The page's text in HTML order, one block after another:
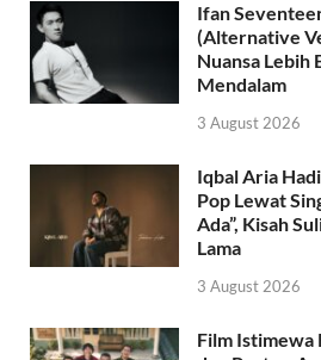
Ifan
(Alternative
Nuansa Lebih
Mendalam
3 August 2026
Iqbal Aria
Pop Lewat
Ada”, Kisah
Lama
3 August 2026
Film